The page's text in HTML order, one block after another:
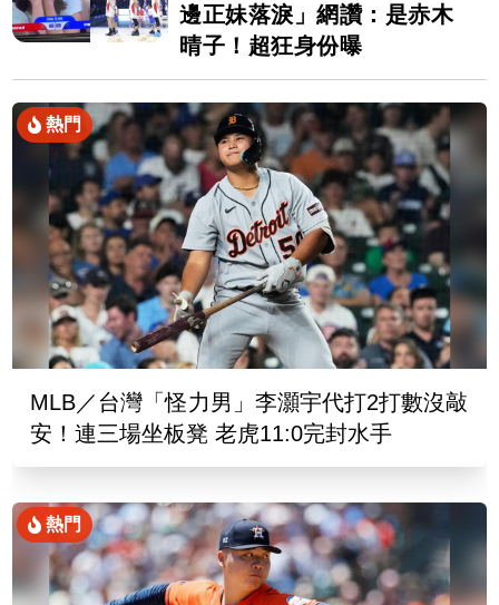
邊正妹落淚」網讚：是赤木
晴子！超狂身份曝
熱門
MLB／台灣「怪力男」李灝宇代打2打數沒敲
安！連三場坐板凳 老虎11:0完封水手
熱門